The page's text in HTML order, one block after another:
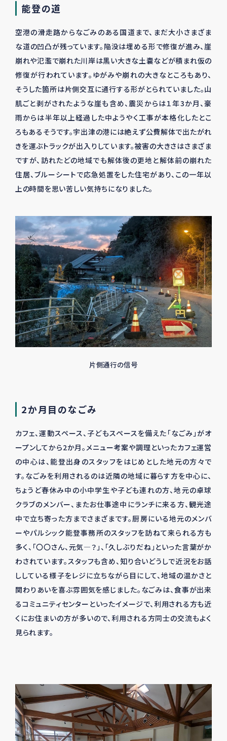
能登の道
空港の滑走路からなごみのある国道まで、まだ大小さまざま
な道の凹凸が残っています。陥没は埋める形で修復が進み、崖
崩れや氾濫で崩れた川岸は黒い大きな土嚢などが積まれ仮の
修復が行われています。ゆがみや崩れの大きなところもあり、
そうした箇所は片側交互に通行する形がとられていました。山
肌ごと剥がされたような崖も含め、震災からは１年3か月、豪
雨からは半年以上経過した中ようやく工事が本格化したとこ
ろもあるそうです。宇出津の港には絶えず公費解体で出たがれ
きを運ぶトラックが出入りしています。被害の大きさはさまざま
ですが、訪れたどの地域でも解体後の更地と解体前の崩れた
住居、ブルーシートで応急処置をした住宅があり、この一年以
上の時間を思い苦しい気持ちになりました。
片側通行の信号
2か月目のなごみ
カフェ、運動スペース、子どもスペースを備えた「なごみ」がオ
ープンしてから2か月。メニュー考案や調理といったカフェ運営
の中心は、能登出身のスタッフをはじめとした地元の方々で
す。なごみを利用されるのは近隣の地域に暮らす方を中心に、
ちょうど春休み中の小中学生や子ども連れの方、地元の卓球
クラブのメンバー、またお仕事途中にランチに来る方、観光途
中で立ち寄った方までさまざまです。厨房にいる地元のメンバ
ーやパルシック能登事務所のスタッフを訪ねて来られる方も
多く、「〇〇さん、元気―？」、「久しぶりだね」といった言葉がか
わされています。スタッフも含め、知り合いどうしで近況をお話
ししている様子をレジに立ちながら目にして、地域の温かさと
関わりあいを喜ぶ雰囲気を感じました。なごみは、食事が出来
るコミュニティセンターといったイメージで、利用される方も近
くにお住まいの方が多いので、利用される方同士の交流もよく
見られます。